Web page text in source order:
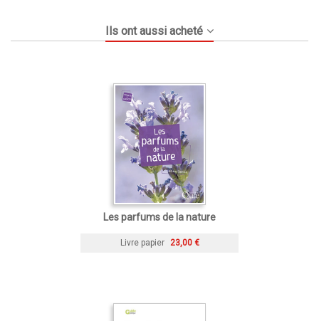
Ils ont aussi acheté
Les parfums de la nature
Livre papier 23,00 €